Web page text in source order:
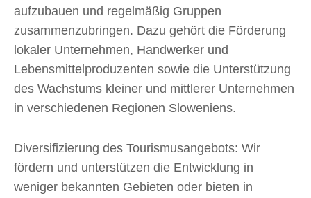
aufzubauen und regelmäßig Gruppen
zusammenzubringen. Dazu gehört die Förderung
lokaler Unternehmen, Handwerker und
Lebensmittelproduzenten sowie die Unterstützung
des Wachstums kleiner und mittlerer Unternehmen
in verschiedenen Regionen Sloweniens.
Diversifizierung des Tourismusangebots: Wir
fördern und unterstützen die Entwicklung in
weniger bekannten Gebieten oder bieten in